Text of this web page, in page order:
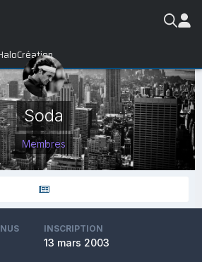
Création
Soda
Membres
INSCRIPTION
13 mars 2003